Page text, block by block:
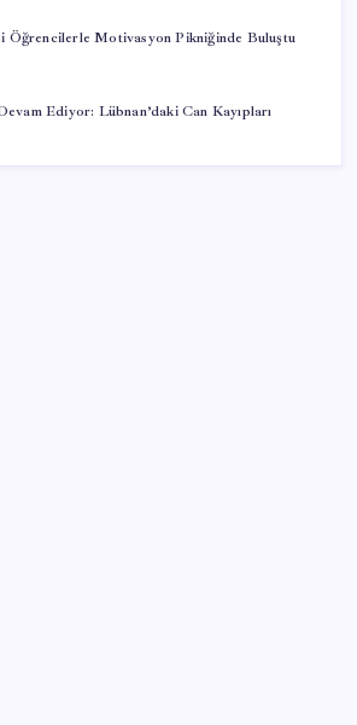
Öğrencilerle Motivasyon Pikniğinde Buluştu
Ediyor: Lübnan’daki Can Kayıpları